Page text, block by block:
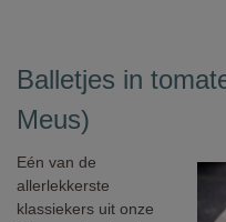
Balletjes in
Meus)
Eén van de
allerlekkerste
klassiekers uit onze